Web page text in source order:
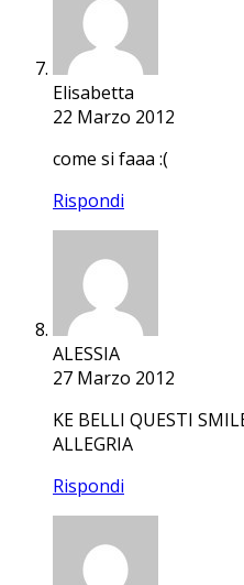
Elisabetta
22 Marzo 2012
come si faaa :(
Rispondi
ALESSIA
27 Marzo 2012
KE BELLI QUESTI
ALLEGRIA
Rispondi